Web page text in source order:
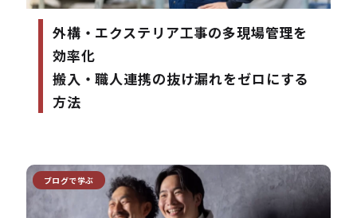
外構・エクステリア工事の多現場管理を
効率化
搬入・職人連携の抜け漏れをゼロにする
方法
ブログで学ぶ